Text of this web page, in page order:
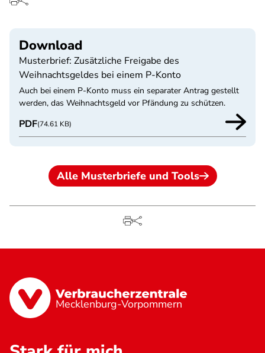
Download
Musterbrief: Zusätzliche Freigabe des
Weihnachtsgeldes bei einem P-Konto
Auch bei einem P-Konto muss ein separater Antrag gestellt
werden, das Weihnachtsgeld vor Pfändung zu schützen.
PDF(74.61 KB)
Alle Musterbriefe und Tools
Mecklenburg-Vorpommern